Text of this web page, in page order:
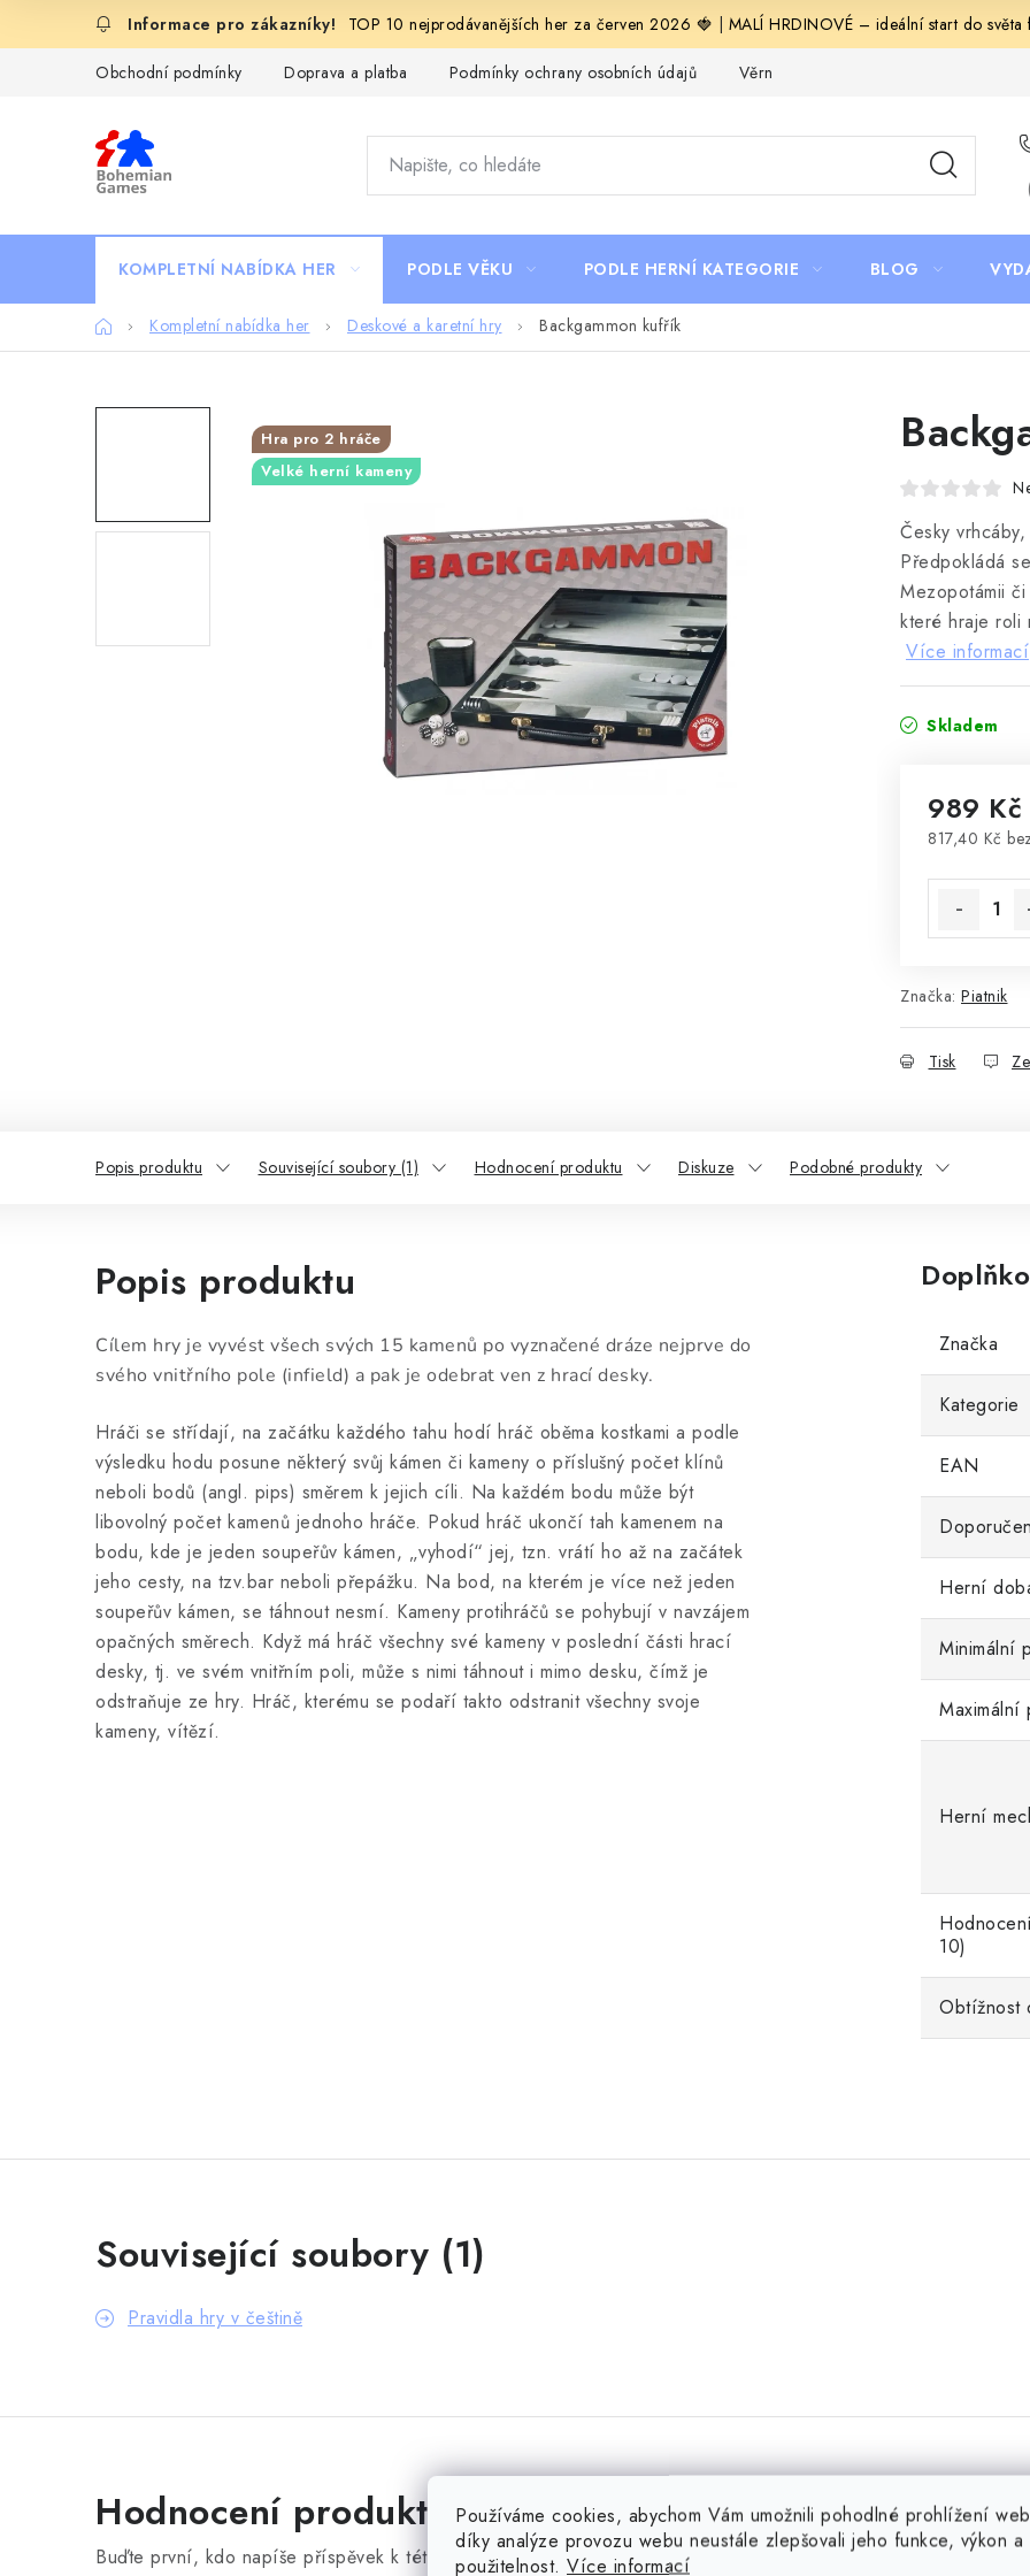
Používáme cookies, abychom Vám umožnili pohodlné prohlížení
díky analýze provozu webu neustále zlepšovali jeho funkce, výkon a
použitelnost. Více informací
TOP 10 nejprodávanějších her za červen 2026 🍓 MALÍ HRDINOVÉ – ideální start do
Obchodní podmínky Doprava a platba Podmínky ochrany osobních údajů Věrnostní program Staň se bohémem!
KOMPLETNÍ NABÍDKA HER PODLE VĚKU PODLE HERNÍ KATEGORIE BLOG
DomůKompletní nabídka her Deskové a karetní hry Backgammon kufřík
Česky
Předpokládá
Mezopotámii
které hraje roli
Více informací
Skladem
989 Kč
817,40 Kč
Značka: Piatnik
Tisk
Hra pro 2 hráče
Velké herní kameny
Popis produktu Související soubory (1) Hodnocení produktu Diskuze Podobné produkty
Popis produktu
Cílem hry je vyvést všech svých 15 kamenů po vyznačené dráze nejprve do
svého vnitřního pole (infield) a pak je odebrat ven z hrací desky.
Hráči se střídají, na začátku každého tahu hodí hráč oběma kostkami a podle
výsledku hodu posune některý svůj kámen či kameny o příslušný počet klínů
neboli bodů (angl. pips) směrem k jejich cíli. Na každém bodu může být
libovolný počet kamenů jednoho hráče. Pokud hráč ukončí tah kamenem na
bodu, kde je jeden soupeřův kámen, „vyhodí“ jej, tzn. vrátí ho až na začátek
jeho cesty, na tzv.bar neboli přepážku. Na bod, na kterém je více než jeden
soupeřův kámen, se táhnout nesmí. Kameny protihráčů se pohybují v navzájem
opačných směrech. Když má hráč všechny své kameny v poslední části hrací
desky, tj. ve svém vnitřním poli, může s nimi táhnout i mimo desku, čímž je
odstraňuje ze hry. Hráč, kterému se podaří takto odstranit všechny svoje
kameny, vítězí.
Značka
Kategorie
EAN
Herní
Minimální
Maximální
Herní
10)
Obtížnost
Související soubory (1)
Pravidla hry v češtině
Hodnocení produktu (0)
Buďte první, kdo napíše příspěvek k této položce.